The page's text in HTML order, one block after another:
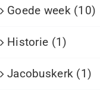
Goede week (10)
Historie (1)
Jacobuskerk (1)